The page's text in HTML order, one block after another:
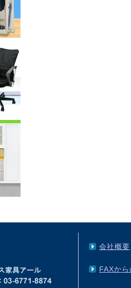
会社概要
FAXか